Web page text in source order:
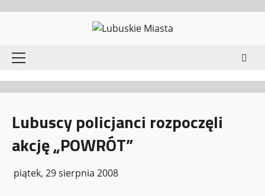
Menu
główne
Lubuscy policjanci rozpoczęli
akcję „POWRÓT”
piątek, 29 sierpnia 2008